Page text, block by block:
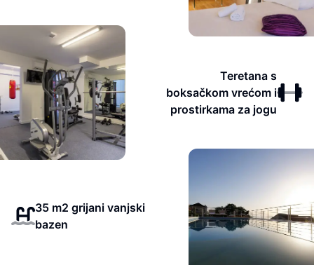
Teretana s
boksačkom vrećom i
prostirkama za jogu
35 m2 grijani vanjski
bazen